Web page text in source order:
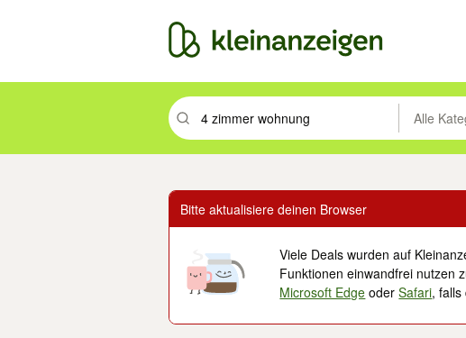
Suchbegriff eingeben. Eingabetaste drücken um
Alle
Bitte aktualisiere deinen Browser
Viele Deals wurden auf
Funktionen einwandfrei nutzen
Microsoft Edge oderSafari, falls